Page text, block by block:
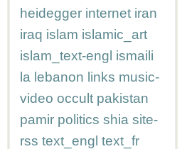
heidegger internet iran
iraq islam islamic_art
islam_text-engl ismaili
la lebanon links music-
video occult pakistan
pamir politics shia site-
rss text_engl text_fr